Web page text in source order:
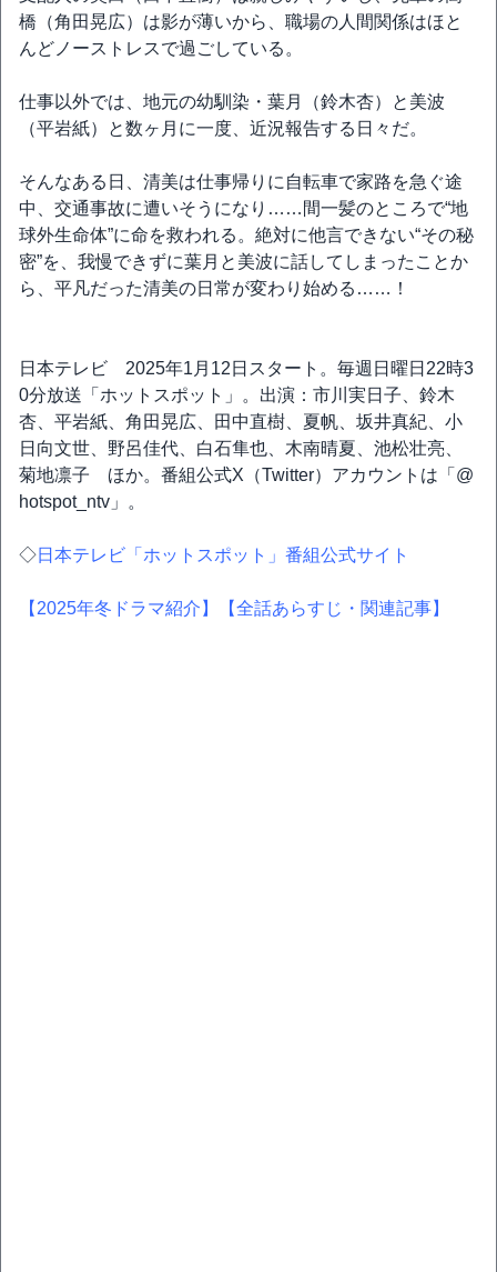
橋（角田晃広）は影が薄いから、職場の人間関係はほと
んどノーストレスで過ごしている。
仕事以外では、地元の幼馴染・葉月（鈴木杏）と美波
（平岩紙）と数ヶ月に一度、近況報告する日々だ。
そんなある日、清美は仕事帰りに自転車で家路を急ぐ途
中、交通事故に遭いそうになり……間一髪のところで“地
球外生命体”に命を救われる。絶対に他言できない“その秘
密”を、我慢できずに葉月と美波に話してしまったことか
ら、平凡だった清美の日常が変わり始める……！
日本テレビ 2025年1月12日スタート。毎週日曜日22時3
0分放送「ホットスポット」。出演：市川実日子、鈴木
杏、平岩紙、角田晃広、田中直樹、夏帆、坂井真紀、小
日向文世、野呂佳代、白石隼也、木南晴夏、池松壮亮、
菊地凛子 ほか。番組公式X（Twitter）アカウントは「@
hotspot_ntv」。
◇日本テレビ「ホットスポット」番組公式サイト
【2025年冬ドラマ紹介】 【全話あらすじ・関連記事】